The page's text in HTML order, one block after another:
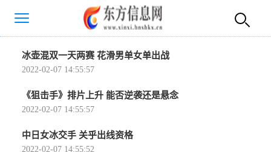
冰壶混双一天两赛 花滑男单女单出战
2022-02-07 14:55:57
《狙击手》排片上升 能否逆袭还是悬念
2022-02-07 14:55:57
中日女冰交手 关乎出线资格
2022-02-07 14:55:52